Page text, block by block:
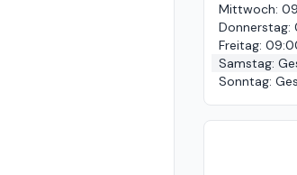
Mittwoch:
Donnerstag:
Freitag:
Samstag:
Sonntag: